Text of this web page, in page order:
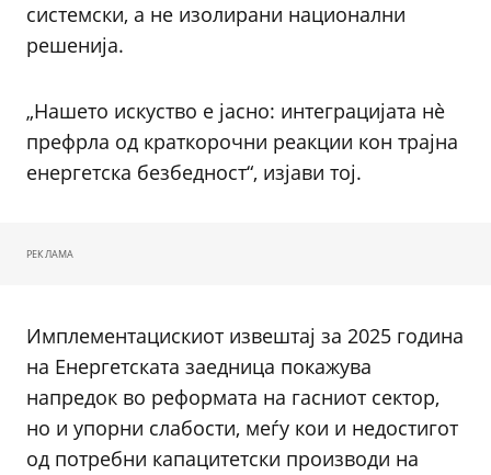
системски, а не изолирани национални
решенија.
„Нашето искуство е јасно: интеграцијата нè
префрла од краткорочни реакции кон трајна
енергетска безбедност“, изјави тој.
РЕКЛАМА
Имплементацискиот извештај за 2025 година
на Енергетската заедница покажува
напредок во реформата на гасниот сектор,
но и упорни слабости, меѓу кои и недостигот
од потребни капацитетски производи на